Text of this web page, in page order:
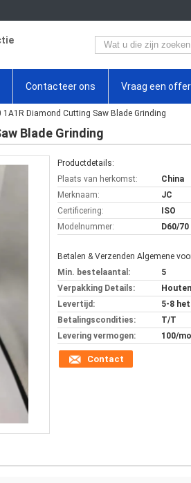
Contacteer ons Vraag een
Diamond Cutting Saw Blade Grinding
Blade Grinding
Productdetails:
Plaats van herkomst:
China
Merknaam:
JC
Certificering:
ISO
Modelnummer:
D60/70
Betalen & Verzenden Algemene
Min. bestelaantal:
5
Verpakking Details:
Levertijd:
5-8
Betalingscondities:
T/T
Levering vermogen:
100/
Contact